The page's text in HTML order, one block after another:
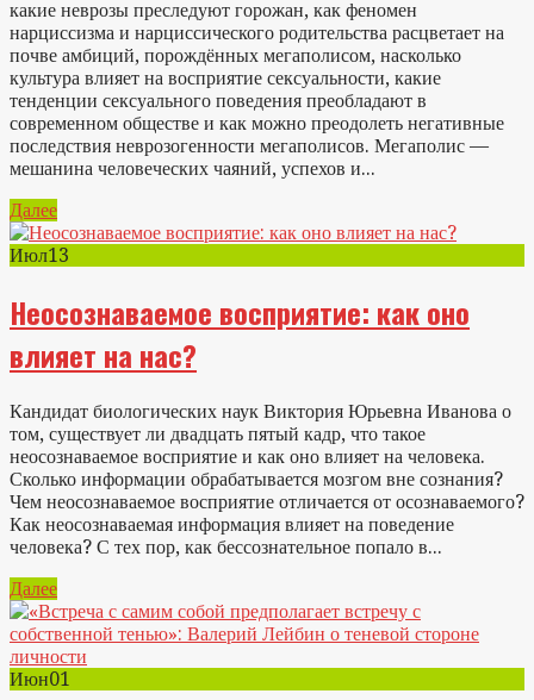
какие неврозы преследуют горожан, как феномен
нарциссизма и нарциссического родительства расцветает на
почве амбиций, порождённых мегаполисом, насколько
культура влияет на восприятие сексуальности, какие
тенденции сексуального поведения преобладают в
современном обществе и как можно преодолеть негативные
последствия неврозогенности мегаполисов. Мегаполис —
мешанина человеческих чаяний, успехов и...
Далее
Июл13
Неосознаваемое восприятие: как оно
влияет на нас?
Кандидат биологических наук Виктория Юрьевна Иванова о
том, существует ли двадцать пятый кадр, что такое
неосознаваемое восприятие и как оно влияет на человека.
Сколько информации обрабатывается мозгом вне сознания?
Чем неосознаваемое восприятие отличается от осознаваемого?
Как неосознаваемая информация влияет на поведение
человека? С тех пор, как бессознательное попало в...
Далее
Июн01